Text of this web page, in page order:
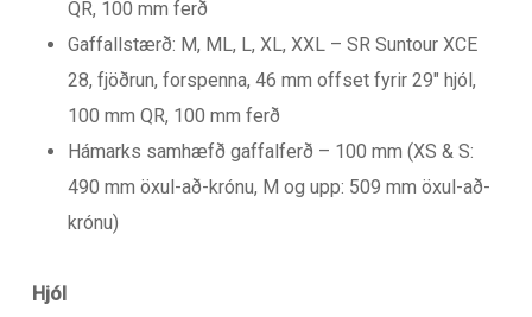
QR, 100 mm ferð
Gaffallstærð: M, ML, L, XL, XXL – SR Suntour XCE
28, fjöðrun, forspenna, 46 mm offset fyrir 29″ hjól,
100 mm QR, 100 mm ferð
Hámarks samhæfð gaffalferð – 100 mm (XS & S:
490 mm öxul-að-krónu, M og upp: 509 mm öxul-að-
krónu)
Hjól